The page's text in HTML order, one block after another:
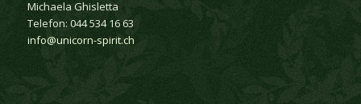
Michaela Ghisletta
Telefon: 044 534 16 63
info@unicorn-spirit.ch